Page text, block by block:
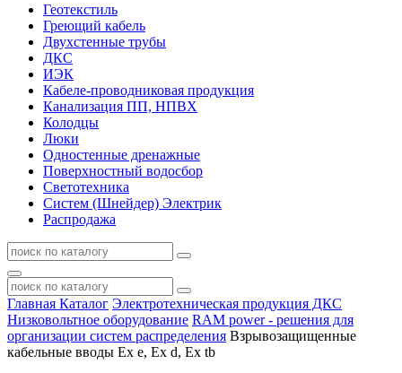
Геотекстиль
Греющий кабель
Двухстенные трубы
ДКС
ИЭК
Кабеле-проводниковая продукция
Канализация ПП, НПВХ
Колодцы
Люки
Одностенные дренажные
Поверхностный водосбор
Светотехника
Систем (Шнейдер) Электрик
Распродажа
Главная Каталог Электротехническая продукция ДКС
Низковольтное оборудование RAM power - решения для
организации систем распределения Взрывозащищенные
кабельные вводы Ex e, Ex d, Ex tb